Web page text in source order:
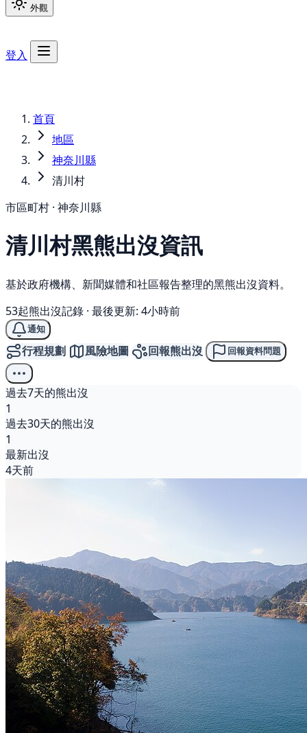
外觀
登入
首頁
地區
神奈川縣
清川村
市區町村 · 神奈川縣
清川村黑熊出沒資訊
基於政府機構、新聞媒體和社區報告整理的黑熊出沒資料。
53起熊出沒記錄 · 最後更新: 4小時前
通知
行程規劃 風險地圖 回報熊出沒 回報資料問題
過去7天的熊出沒
1
過去30天的熊出沒
1
最新出沒
4天前